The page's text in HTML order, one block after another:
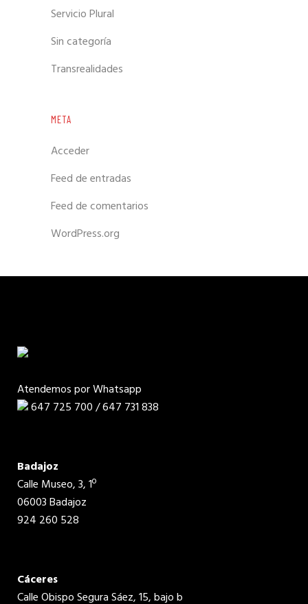
Servicio Plural
Sin categoría
Transrealidades
META
Acceder
Feed de entradas
Feed de comentarios
WordPress.org
Atendemos por Whatsapp
647 725 700 / 647 731 838
Badajoz
Calle Museo, 3, 1º
06003 Badajoz
924 260 528
Cáceres
Calle Obispo Segura Sáez, 15, bajo b